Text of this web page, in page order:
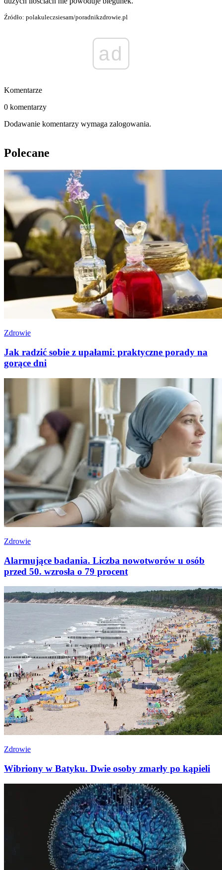
Źródło: polakuleczsiesam/poradnikzdrowie.pl
ad
Komentarze
0 komentarzy
Dodawanie komentarzy wymaga zalogowania.
Polecane
Zdrowie
Jak radzić sobie z upałami: praktyczne porady na
gorące dni
Zdrowie
Alarmujące badania. Liczba nowotworów u osób
przed 50. wzrosła o 79 procent
Zdrowie
Wibriony w Batyku. Dwie osoby zmarły po kąpieli